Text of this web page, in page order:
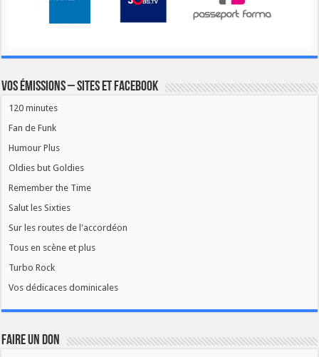
Vos émissions – Sites et Facebook
120 minutes
Fan de Funk
Humour Plus
Oldies but Goldies
Remember the Time
Salut les Sixties
Sur les routes de l'accordéon
Tous en scène et plus
Turbo Rock
Vos dédicaces dominicales
FAIRE UN DON